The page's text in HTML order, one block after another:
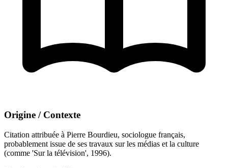
Origine / Contexte
Citation attribuée à Pierre Bourdieu, sociologue français,
probablement issue de ses travaux sur les médias et la culture
(comme 'Sur la télévision', 1996).